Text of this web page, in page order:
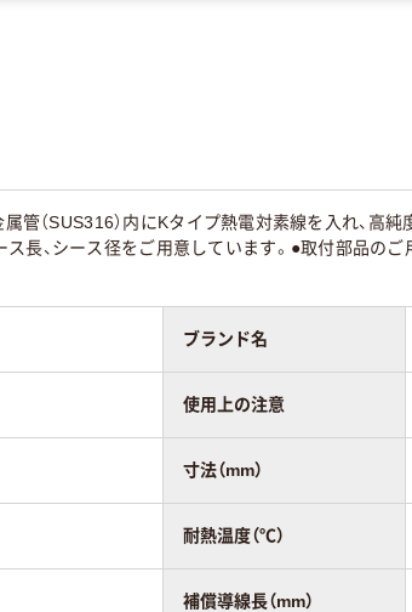
管（SUS316）内にKタイプ熱電対素線を入れ、高
長、シース径をご用意しています。●取付部品のご
ブランド名
使用上の注意
寸法（mm）
耐熱温度（℃）
補償導線長（mm）